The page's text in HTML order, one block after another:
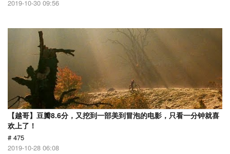
2019-10-30 09:56
【越哥】豆瓣8.6分，又挖到一部美到冒泡的电影，只看一分钟就喜
欢上了！
# 475
2019-10-28 06:08